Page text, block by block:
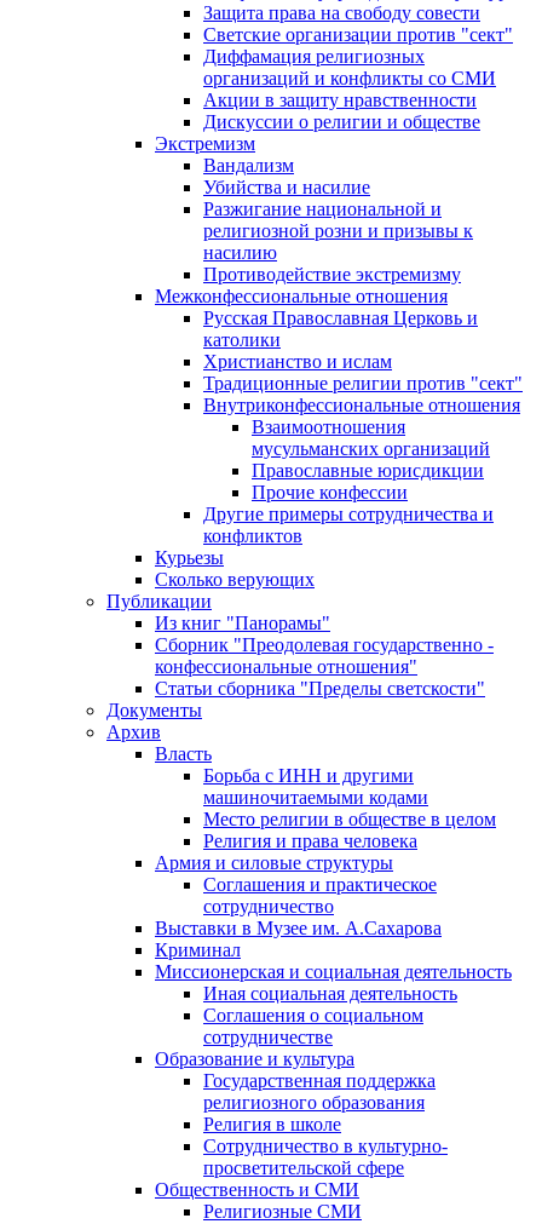
Защита права на свободу совести
Светские организации против "сект"
Диффамация религиозных
организаций и конфликты со СМИ
Акции в защиту нравственности
Дискуссии о религии и обществе
Экстремизм
Вандализм
Убийства и насилие
Разжигание национальной и
религиозной розни и призывы к
насилию
Противодействие экстремизму
Межконфессиональные отношения
Русская Православная Церковь и
католики
Христианство и ислам
Традиционные религии против "сект"
Внутриконфессиональные отношения
Взаимоотношения
мусульманских организаций
Православные юрисдикции
Прочие конфессии
Другие примеры сотрудничества и
конфликтов
Курьезы
Сколько верующих
Публикации
Из книг "Панорамы"
Сборник "Преодолевая государственно -
конфессиональные отношения"
Статьи сборника "Пределы светскости"
Документы
Архив
Власть
Борьба с ИНН и другими
машиночитаемыми кодами
Место религии в обществе в целом
Религия и права человека
Армия и силовые структуры
Соглашения и практическое
сотрудничество
Выставки в Музее им. А.Сахарова
Криминал
Миссионерская и социальная деятельность
Иная социальная деятельность
Соглашения о социальном
сотрудничестве
Образование и культура
Государственная поддержка
религиозного образования
Религия в школе
Сотрудничество в культурно-
просветительской сфере
Общественность и СМИ
Религиозные СМИ